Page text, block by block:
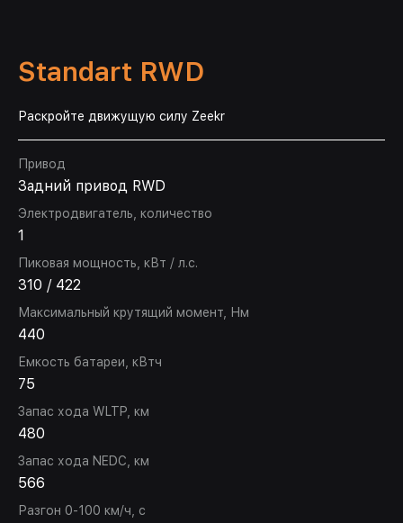
Standart RWD
Раскройте движущую силу Zeekr
Привод
Задний привод RWD
Электродвигатель, количество
1
Пиковая мощность, кВт / л.с.
310 / 422
Максимальный крутящий момент, Нм
440
Емкость батареи, кВтч
75
Запас хода WLTP, км
480
Запас хода NEDC, км
566
Разгон 0-100 км/ч, с